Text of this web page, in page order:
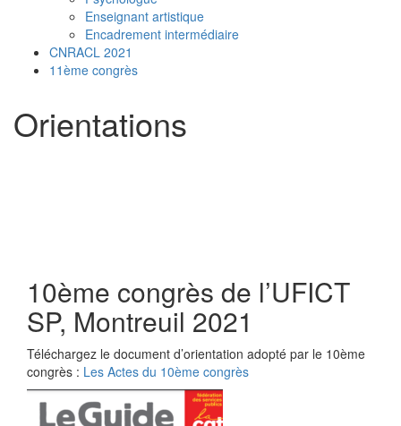
Enseignant artistique
Encadrement intermédiaire
CNRACL 2021
11ème congrès
Orientations
10ème congrès de l’UFICT
SP, Montreuil 2021
Téléchargez le document d’orientation adopté par le 10ème
congrès : Les Actes du 10ème congrès